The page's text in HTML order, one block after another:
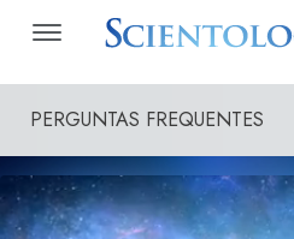
PERGUNTAS FREQUENTES